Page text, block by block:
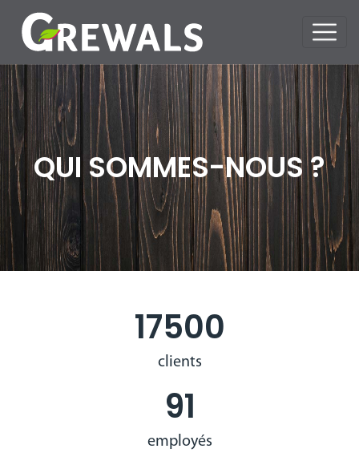
QUI SOMMES-NOUS ?
17500
clients
91
employés